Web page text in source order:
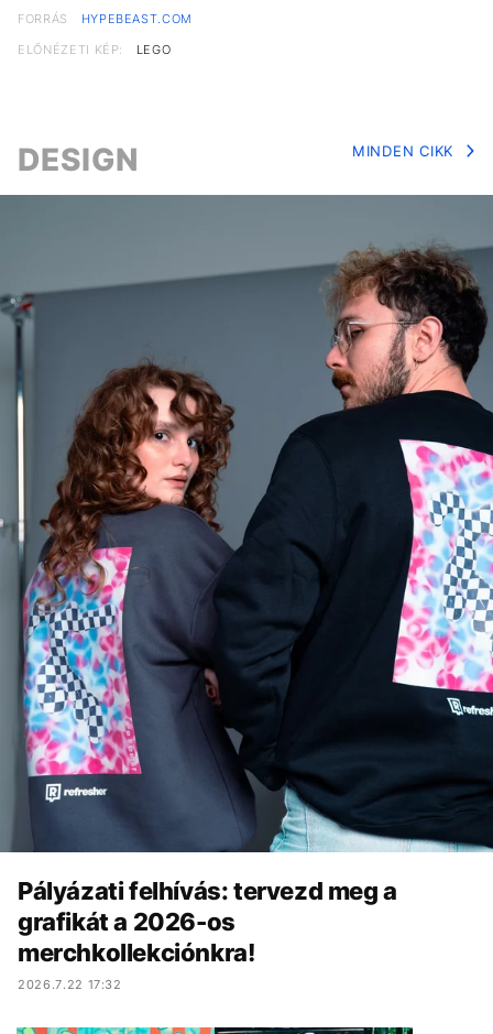
FORRÁS
HYPEBEAST.COM
ELŐNÉZETI KÉP:
LEGO
DESIGN MINDEN CIKK
Pályázati felhívás: tervezd meg a
grafikát a 2026-os
merchkollekciónkra!
2026.7.22 17:32